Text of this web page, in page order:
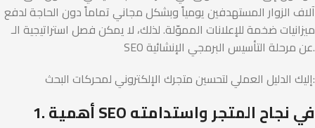
آلاف الزوار المستهدفين يومياً وبشكل مجاني تماماً دون الحاجة لدفع
ميزانيات ضخمة للإعلانات المموّلة. لذلك، لا يمكن فصل استراتيجية الـ
SEO عن مرحلة التأسيس البرمجي الإنشائية.
إليك الدليل العملي لتحسين متجرك الإلكتروني لمحركات البحث:
1. أهمية SEO في نجاح المتجر واستدامته